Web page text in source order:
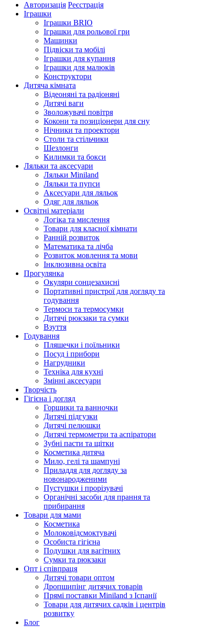
Авторизація Реєстрація
Іграшки
Іграшки BRIO
Іграшки для рольової гри
Машинки
Підвіски та мобілі
Іграшки для купання
Іграшки для малюків
Конструктори
Дитяча кімната
Відеоняні та радіоняні
Дитячі ваги
Зволожувачі повітря
Кокони та позиціонери для сну
Нічники та проектори
Столи та стільчики
Шезлонги
Килимки та бокси
Ляльки та аксесуари
Ляльки Miniland
Ляльки та пупси
Аксесуари для ляльок
Одяг для ляльок
Освітні матеріали
Логіка та мислення
Товари для класної кімнати
Ранній розвиток
Математика та лічба
Розвиток мовлення та мови
Інклюзивна освіта
Прогулянка
Окуляри сонцезахисні
Портативні пристрої для догляду та
годування
Термоси та термосумки
Дитячі рюкзаки та сумки
Взуття
Годування
Пляшечки і поїльники
Посуд і прибори
Нагрудники
Техніка для кухні
Змінні аксесуари
Творчість
Гігієна і догляд
Горщики та ванночки
Дитячі підгузки
Дитячі пелюшки
Дитячі термометри та аспіратори
Зубні пасти та щітки
Косметика дитяча
Мило, гелі та шампуні
Приладдя для догляду за
новонародженими
Пустушки і прорізувачі
Органічні засоби для прання та
прибирання
Товари для мами
Косметика
Молоковідсмоктувачі
Особиста гігієна
Подушки для вагітних
Сумки та рюкзаки
Опт і співпраця
Дитячі товари оптом
Дропшипінг дитячих товарів
Прямі поставки Miniland з Іспанії
Товари для дитячих садків і центрів
розвитку
Блог